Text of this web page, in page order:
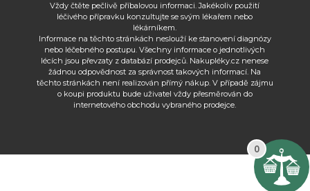
Vždy čtěte pečlivě příbalovou informaci. Jakékoliv použití
léčivého přípravku konzultujte se svým lékařem nebo
lékárníkem.
Informace na těchto stránkách neslouží ke stanovení diagnózy
nebo léčebného postupu. Všechny informace o jednotlivých
lécích jsou převzaty z databází prodejců. Nakupléky.cz nenese
žádnou odpovědnost za správnost takových informací. Na
těchto stránkách není realizován přímý nákup. V případě zájmu
o koupi produktu bude uživatel vždy přesměrován do
internetového obchodu vybraného prodejce.
0